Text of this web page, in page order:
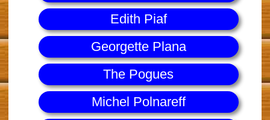
Edith Piaf
Georgette Plana
The Pogues
Michel Polnareff